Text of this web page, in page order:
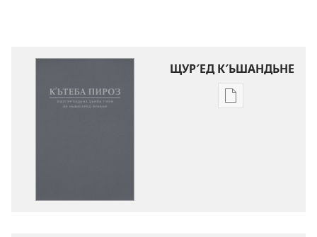
ЩУР′ЕД К′ЬШАНДЬНЕ
Щур′ед